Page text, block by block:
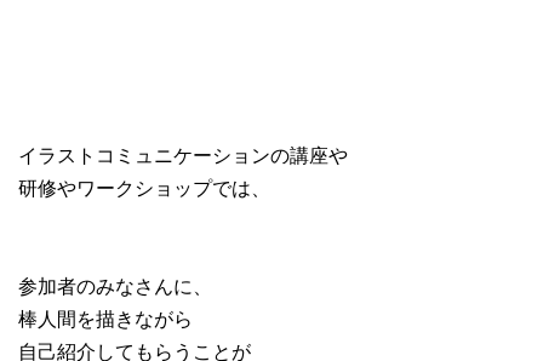
イラストコミュニケーションの講座や
研修やワークショップでは、
参加者のみなさんに、
棒人間を描きながら
自己紹介してもらうことが